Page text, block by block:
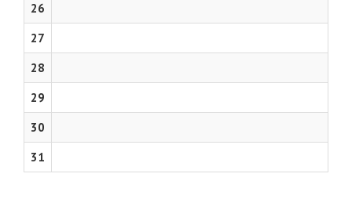
26
27
28
29
30
31